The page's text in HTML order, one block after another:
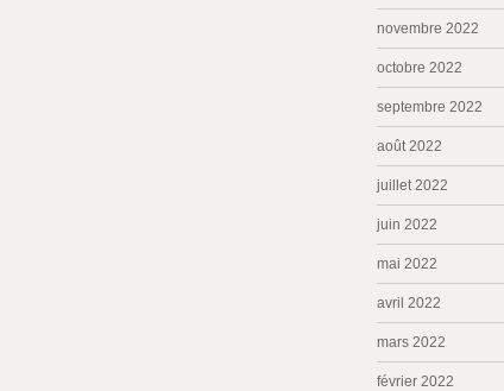
novembre 2022
octobre 2022
septembre 2022
août 2022
juillet 2022
juin 2022
mai 2022
avril 2022
mars 2022
février 2022